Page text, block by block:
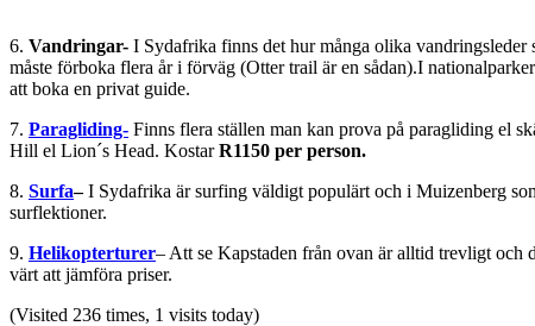
6. Vandringar- I Sydafrika finns det hur många olika vandringsleder
måste förboka flera år i förväg (Otter trail är en sådan).I
att boka en privat guide.
7. Paragliding- Finns flera ställen man kan prova på paragliding el
Hill el Lion´s Head. KostarR1150 per person.
8. Surfa–I Sydafrika är surfing väldigt populärt och i Muizenberg
surflektioner.
9. Helikopterturer– Att se Kapstaden från ovan är alltid trevligt och
värt att jämföra priser.
(Visited 236 times, 1 visits today)